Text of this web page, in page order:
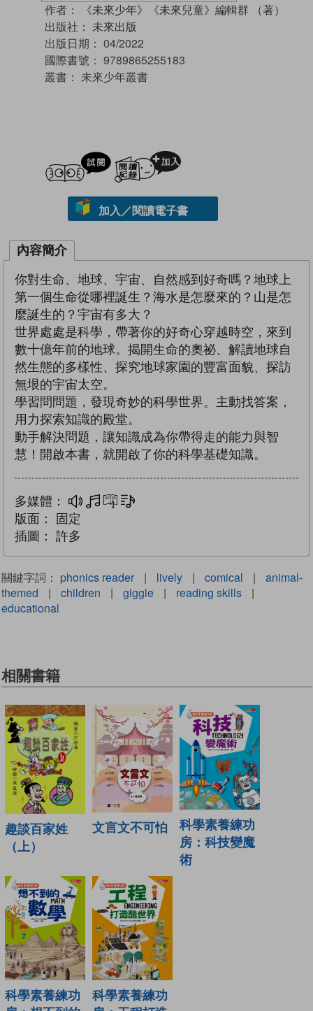
作者：
《未來少年》《未來兒童》編輯群 （著）
出版社： 未來出版
出版日期： 04/2022
國際書號： 9789865255183
叢書： 未來少年叢書
試閲
加入／閱讀電子書
內容簡介
你對生命、地球、宇宙、自然感到好奇嗎？地球上
第一個生命從哪裡誕生？海水是怎麼來的？山是怎
麼誕生的？宇宙有多大？
世界處處是科學，帶著你的好奇心穿越時空，來到
數十億年前的地球。揭開生命的奧祕、解讀地球自
然生態的多樣性、探究地球家園的豐富面貌、探訪
無垠的宇宙太空。
學習問問題，發現奇妙的科學世界。主動找答案，
用力探索知識的殿堂。
動手解決問題，讓知識成為你帶得走的能力與智
慧！開啟本書，就開啟了你的科學基礎知識。
多媒體： 多媒體互動練習
版面：
固定
插圖：
許多
關鍵字詞： phonics reader | lively | comical |
animal-
themed
| children | giggle | reading skills
|
educational
相關書籍
趣談百家姓
（上）
文言文不可怕
科學素養練功
房：科技變魔
術
科學素養練功
科學素養練功